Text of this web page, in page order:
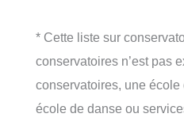
* Cette liste sur
conservatoires n’est pas
conservatoires, une
école de danse ou